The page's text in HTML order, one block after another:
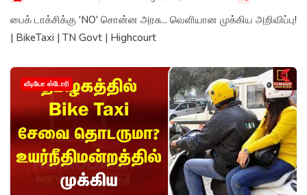
பைக் டாக்சிக்கு 'NO' சொன்ன அரசு... வெளியான முக்கிய அறிவிப்பு!
| BikeTaxi | TN Govt | Highcourt
வீடியோ ஸ்டோரி